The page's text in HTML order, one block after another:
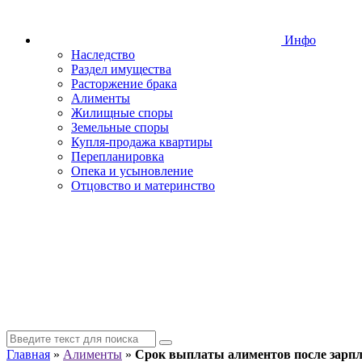
Инфо
Наследство
Раздел имущества
Расторжение брака
Алименты
Жилищные споры
Земельные споры
Купля-продажа квартиры
Перепланировка
Опека и усыновление
Отцовство и материнство
Главная » Алименты » Срок выплаты алиментов после